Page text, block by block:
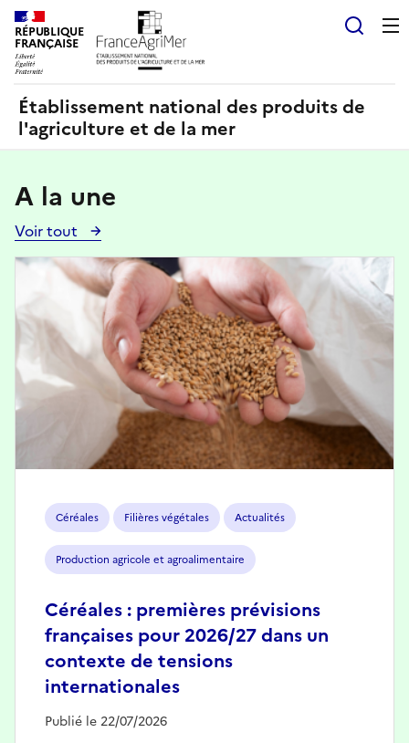
RÉPUBLIQUE
FRANÇAISE
Établissement national des produits de
l'agriculture et de la mer
A la une
Voir tout
Voir
toutes
les
actualités
Céréales Filières végétales Actualités
Production agricole et agroalimentaire
Céréales : premières prévisions
françaises pour 2026/27 dans un
contexte de tensions
internationales
Publié le 22/07/2026
Image
Panneau de gestion des cookies